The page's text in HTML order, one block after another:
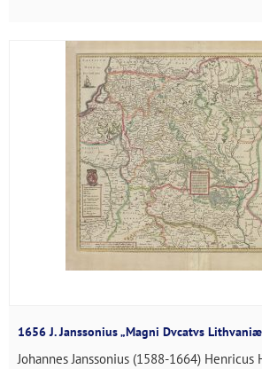
1656 J. Janssonius „Magni Dvcatvs
Johannes Janssonius (1588-1664) Henricus